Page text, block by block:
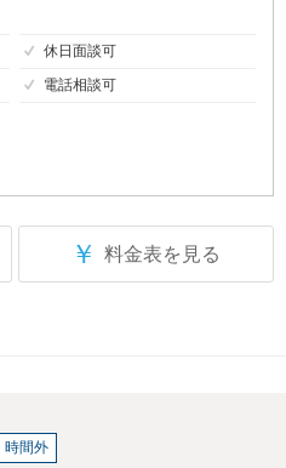
休日面談可
電話相談可
￥ 料金表を見る
時間外